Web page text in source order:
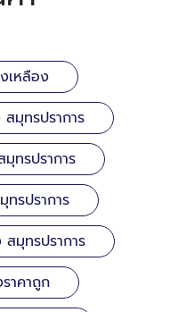
เหลือง
มุทรปราการ
ทรปราการ
รปราการ
มุทรปราการ
าคาถูก